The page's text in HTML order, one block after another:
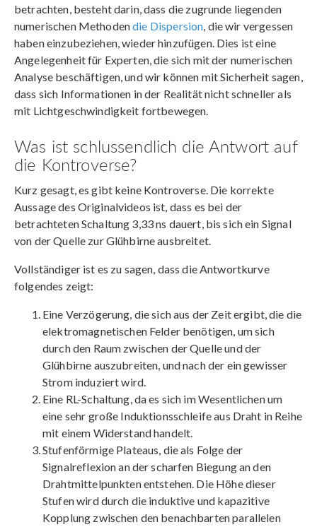
betrachten, besteht darin, dass die zugrunde liegenden
numerischen Methodendie Dispersion, die wir vergessen
haben einzubeziehen, wieder hinzufügen. Dies ist eine
Angelegenheit für Experten, die sich mit der numerischen
Analyse beschäftigen, und wir können mit Sicherheit sagen,
dass sich Informationen in der Realität nicht schneller als
mit Lichtgeschwindigkeit fortbewegen.
Was ist schlussendlich die Antwort auf
die Kontroverse?
Kurz gesagt, es gibt keine Kontroverse. Die korrekte
Aussage des Originalvideos ist, dass es bei der
betrachteten Schaltung 3,33 ns dauert, bis sich ein Signal
von der Quelle zur Glühbirne ausbreitet.
Vollständiger ist es zu sagen, dass die Antwortkurve
folgendes zeigt:
Eine Verzögerung, die sich aus der Zeit ergibt, die die
elektromagnetischen Felder benötigen, um sich
durch den Raum zwischen der Quelle und der
Glühbirne auszubreiten, und nach der ein gewisser
Strom induziert wird.
Eine RL-Schaltung, da es sich im Wesentlichen um
eine sehr große Induktionsschleife aus Draht in Reihe
mit einem Widerstand handelt.
Stufenförmige Plateaus, die als Folge der
Signalreflexion an der scharfen Biegung an den
Drahtmittelpunkten entstehen. Die Höhe dieser
Stufen wird durch die induktive und kapazitive
Kopplung zwischen den benachbarten parallelen